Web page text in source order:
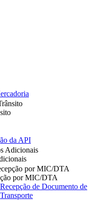
da API
Adicionais
por MIC/DTA
por MIC/DTA
Recepção de Documento de
Transporte